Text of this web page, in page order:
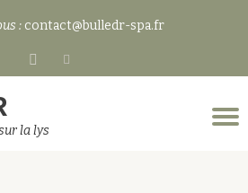
: contact@bulledr-spa.fr
fa-
la lys